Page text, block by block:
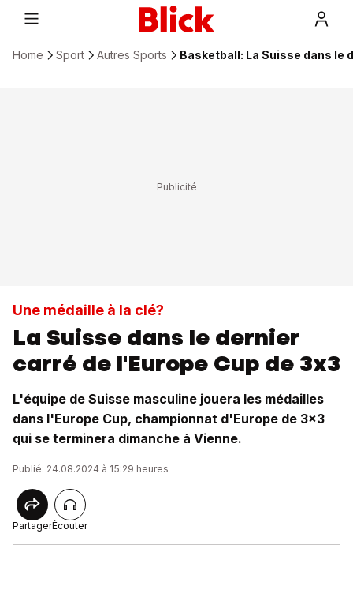
Home Sport Autres Sports Basketball: La Suisse dans le
Une médaille à la clé?
La Suisse dans le dernier
carré de l'Europe Cup de 3x3
L'équipe de Suisse masculine jouera les médailles
dans l'Europe Cup, championnat d'Europe de 3x3
qui se terminera dimanche à Vienne.
Publié: 24.08.2024 à 15:29 heures
PartagerÉcouter